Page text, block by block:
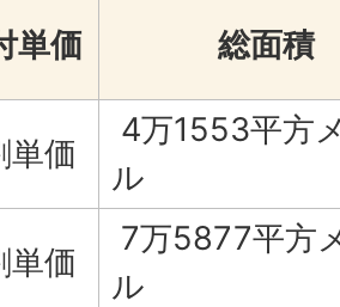
単価 総面積
単価
4万1553平方
ル
単価
7万5877平方
ル